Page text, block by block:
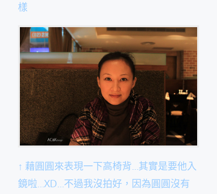
樣
↑ 藉圓圓來表現一下高椅背…其實是要他入
鏡啦…XD…不過我沒拍好，因為圓圓沒有